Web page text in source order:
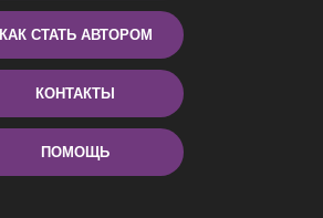
КАК СТАТЬ АВТОРОМ
КОНТАКТЫ
ПОМОЩЬ